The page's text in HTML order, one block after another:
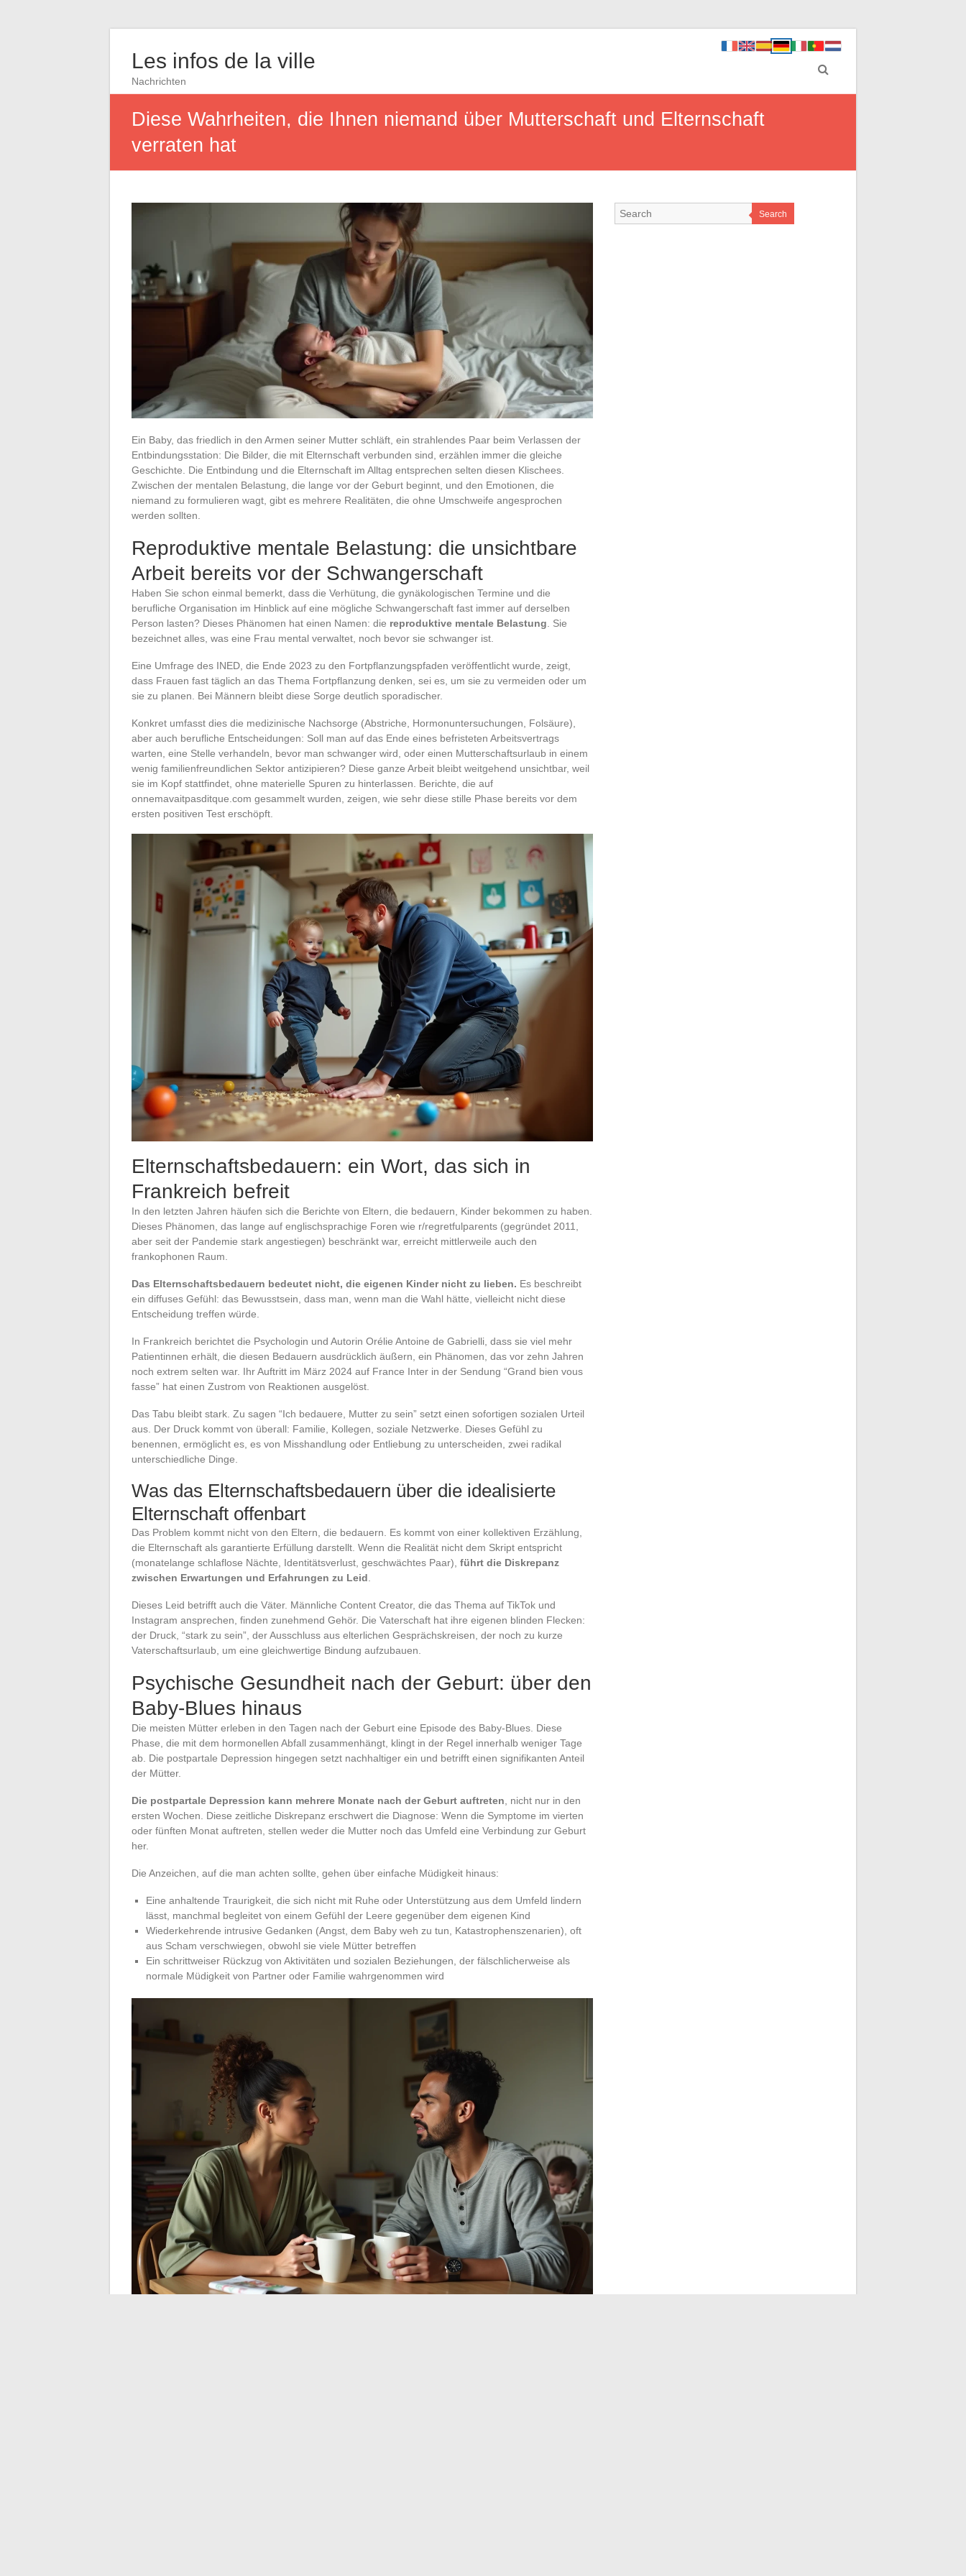
Les infos de la ville
Nachrichten
Diese Wahrheiten, die Ihnen niemand über Mutterschaft und Elternschaft
verraten hat
Ein Baby, das friedlich in den Armen seiner Mutter schläft, ein strahlendes Paar beim Verlassen der
Entbindungsstation: Die Bilder, die mit Elternschaft verbunden sind, erzählen immer die gleiche
Geschichte. Die Entbindung und die Elternschaft im Alltag entsprechen selten diesen Klischees.
Zwischen der mentalen Belastung, die lange vor der Geburt beginnt, und den Emotionen, die
niemand zu formulieren wagt, gibt es mehrere Realitäten, die ohne Umschweife angesprochen
werden sollten.
Reproduktive mentale Belastung: die unsichtbare
Arbeit bereits vor der Schwangerschaft
Haben Sie schon einmal bemerkt, dass die Verhütung, die gynäkologischen Termine und die
berufliche Organisation im Hinblick auf eine mögliche Schwangerschaft fast immer auf derselben
Person lasten? Dieses Phänomen hat einen Namen: die reproduktive mentale Belastung . Sie
bezeichnet alles, was eine Frau mental verwaltet, noch bevor sie schwanger ist.
Eine Umfrage des INED, die Ende 2023 zu den Fortpflanzungspfaden veröffentlicht wurde, zeigt,
dass Frauen fast täglich an das Thema Fortpflanzung denken, sei es, um sie zu vermeiden oder um
sie zu planen. Bei Männern bleibt diese Sorge deutlich sporadischer.
Konkret umfasst dies die medizinische Nachsorge (Abstriche, Hormonuntersuchungen, Folsäure),
aber auch berufliche Entscheidungen: Soll man auf das Ende eines befristeten Arbeitsvertrags
warten, eine Stelle verhandeln, bevor man schwanger wird, oder einen Mutterschaftsurlaub in einem
wenig familienfreundlichen Sektor antizipieren? Diese ganze Arbeit bleibt weitgehend unsichtbar, weil
sie im Kopf stattfindet, ohne materielle Spuren zu hinterlassen. Berichte, die auf
onnemavaitpasditque.com gesammelt wurden, zeigen, wie sehr diese stille Phase bereits vor dem
ersten positiven Test erschöpft.
Elternschaftsbedauern: ein Wort, das sich in
Frankreich befreit
In den letzten Jahren häufen sich die Berichte von Eltern, die bedauern, Kinder bekommen zu haben.
Dieses Phänomen, das lange auf englischsprachige Foren wie r/regretfulparents (gegründet 2011,
aber seit der Pandemie stark angestiegen) beschränkt war, erreicht mittlerweile auch den
frankophonen Raum.
Das Elternschaftsbedauern bedeutet nicht, die eigenen Kinder nicht zu lieben. Es beschreibt
ein diffuses Gefühl: das Bewusstsein, dass man, wenn man die Wahl hätte, vielleicht nicht diese
Entscheidung treffen würde.
In Frankreich berichtet die Psychologin und Autorin Orélie Antoine de Gabrielli, dass sie viel mehr
Patientinnen erhält, die diesen Bedauern ausdrücklich äußern, ein Phänomen, das vor zehn Jahren
noch extrem selten war. Ihr Auftritt im März 2024 auf France Inter in der Sendung “Grand bien vous
fasse” hat einen Zustrom von Reaktionen ausgelöst.
Das Tabu bleibt stark. Zu sagen “Ich bedauere, Mutter zu sein” setzt einen sofortigen sozialen Urteil
aus. Der Druck kommt von überall: Familie, Kollegen, soziale Netzwerke. Dieses Gefühl zu
benennen, ermöglicht es, es von Misshandlung oder Entliebung zu unterscheiden, zwei radikal
unterschiedliche Dinge.
Was das Elternschaftsbedauern über die idealisierte
Elternschaft offenbart
Das Problem kommt nicht von den Eltern, die bedauern. Es kommt von einer kollektiven Erzählung,
die Elternschaft als garantierte Erfüllung darstellt. Wenn die Realität nicht dem Skript entspricht
(monatelange schlaflose Nächte, Identitätsverlust, geschwächtes Paar), führt die Diskrepanz
zwischen Erwartungen und Erfahrungen zu Leid
Dieses Leid betrifft auch die Väter. Männliche Content Creator, die das Thema auf TikTok und
Instagram ansprechen, finden zunehmend Gehör. Die Vaterschaft hat ihre eigenen blinden Flecken:
der Druck, “stark zu sein”, der Ausschluss aus elterlichen Gesprächskreisen, der noch zu kurze
Vaterschaftsurlaub, um eine gleichwertige Bindung aufzubauen.
Psychische Gesundheit nach der Geburt: über den
Baby-Blues hinaus
Die meisten Mütter erleben in den Tagen nach der Geburt eine Episode des Baby-Blues. Diese
Phase, die mit dem hormonellen Abfall zusammenhängt, klingt in der Regel innerhalb weniger Tage
ab. Die postpartale Depression hingegen setzt nachhaltiger ein und betrifft einen signifikanten Anteil
der Mütter.
Die postpartale Depression kann mehrere Monate nach der Geburt auftreten , nicht nur in den
ersten Wochen. Diese zeitliche Diskrepanz erschwert die Diagnose: Wenn die Symptome im vierten
oder fünften Monat auftreten, stellen weder die Mutter noch das Umfeld eine Verbindung zur Geburt
her.
Die Anzeichen, auf die man achten sollte, gehen über einfache Müdigkeit hinaus:
Eine anhaltende Traurigkeit, die sich nicht mit Ruhe oder Unterstützung aus dem Umfeld lindern
lässt, manchmal begleitet von einem Gefühl der Leere gegenüber dem eigenen Kind
Wiederkehrende intrusive Gedanken (Angst, dem Baby weh zu tun, Katastrophenszenarien), oft
aus Scham verschwiegen, obwohl sie viele Mütter betreffen
Ein schrittweiser Rückzug von Aktivitäten und sozialen Beziehungen, der fälschlicherweise als
normale Müdigkeit von Partner oder Familie wahrgenommen wird
Search